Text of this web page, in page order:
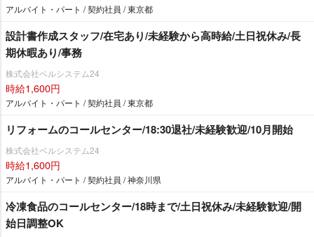
アルバイト・パート / 契約社員 / 東京都
設計書作成スタッフ/在宅あり/未経験から高時給/土日祝休み/長
期休暇あり/事務
株式会社ベルシステム24
時給1,600円
アルバイト・パート / 契約社員 / 東京都
リフォームのコールセンター/18:30退社/未経験歓迎/10月開始
株式会社ベルシステム24
時給1,600円
アルバイト・パート / 契約社員 / 神奈川県
冷凍食品のコールセンター/18時まで/土日祝休み/未経験歓迎/開
始日調整OK